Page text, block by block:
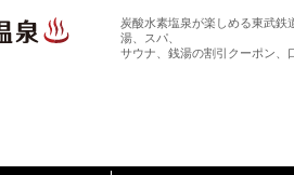
炭酸水素塩泉が楽しめる東武鉄
湯、スパ、
サウナ、銭湯の割引クーポン、